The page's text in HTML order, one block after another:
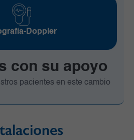
Doppler
con su apoyo
pacientes en este cambio